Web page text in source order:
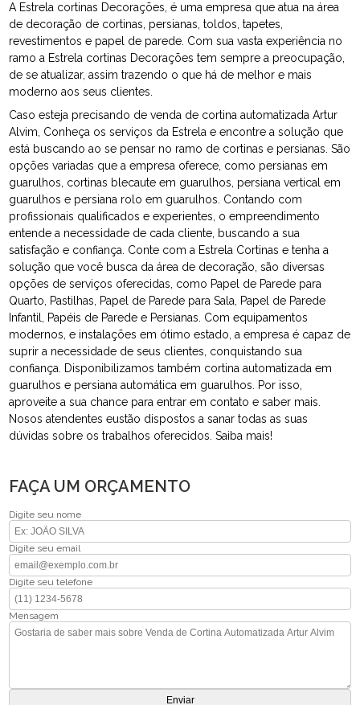
A Estrela cortinas Decorações, é uma empresa que atua na área
de decoração de cortinas, persianas, toldos, tapetes,
revestimentos e papel de parede. Com sua vasta experiência no
ramo a Estrela cortinas Decorações tem sempre a preocupação,
de se atualizar, assim trazendo o que há de melhor e mais
moderno aos seus clientes.
Caso esteja precisando de venda de cortina automatizada Artur
Alvim, Conheça os serviços da Estrela e encontre a solução que
está buscando ao se pensar no ramo de cortinas e persianas. São
opções variadas que a empresa oferece, como persianas em
guarulhos, cortinas blecaute em guarulhos, persiana vertical em
guarulhos e persiana rolo em guarulhos. Contando com
profissionais qualificados e experientes, o empreendimento
entende a necessidade de cada cliente, buscando a sua
satisfação e confiança. Conte com a Estrela Cortinas e tenha a
solução que você busca da área de decoração, são diversas
opções de serviços oferecidas, como Papel de Parede para
Quarto, Pastilhas, Papel de Parede para Sala, Papel de Parede
Infantil, Papéis de Parede e Persianas. Com equipamentos
modernos, e instalações em ótimo estado, a empresa é capaz de
suprir a necessidade de seus clientes, conquistando sua
confiança. Disponibilizamos também cortina automatizada em
guarulhos e persiana automática em guarulhos. Por isso,
aproveite a sua chance para entrar em contato e saber mais.
Nosos atendentes eustão dispostos a sanar todas as suas
dúvidas sobre os trabalhos oferecidos. Saiba mais!
FAÇA UM ORÇAMENTO
Digite seu nome
Digite seu email
Digite seu telefone
Mensagem